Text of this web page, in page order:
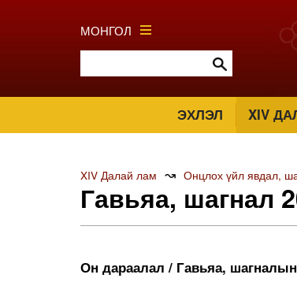
МОНГОЛ
ЭХЛЭЛ XIV
XIV Далай лам ↝ Онцлох үйл явдал,
Гавьяа, шагнал
Он дараалал / Гавьяа,